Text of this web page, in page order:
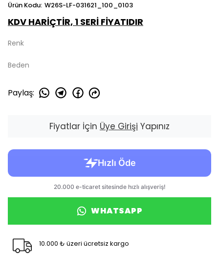
Ürün Kodu: W26S-LF-031621_100_0103
KDV HARİÇTİR, 1 SERİ FİYATIDIR
Renk
Beden
Paylaş:
Fiyatlar İçin Üye Girişi Yapınız
WHATSAPP
10.000 ₺ üzeri ücretsiz kargo